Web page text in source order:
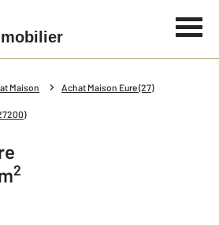
Maison Achat Maison Eure (27)
2